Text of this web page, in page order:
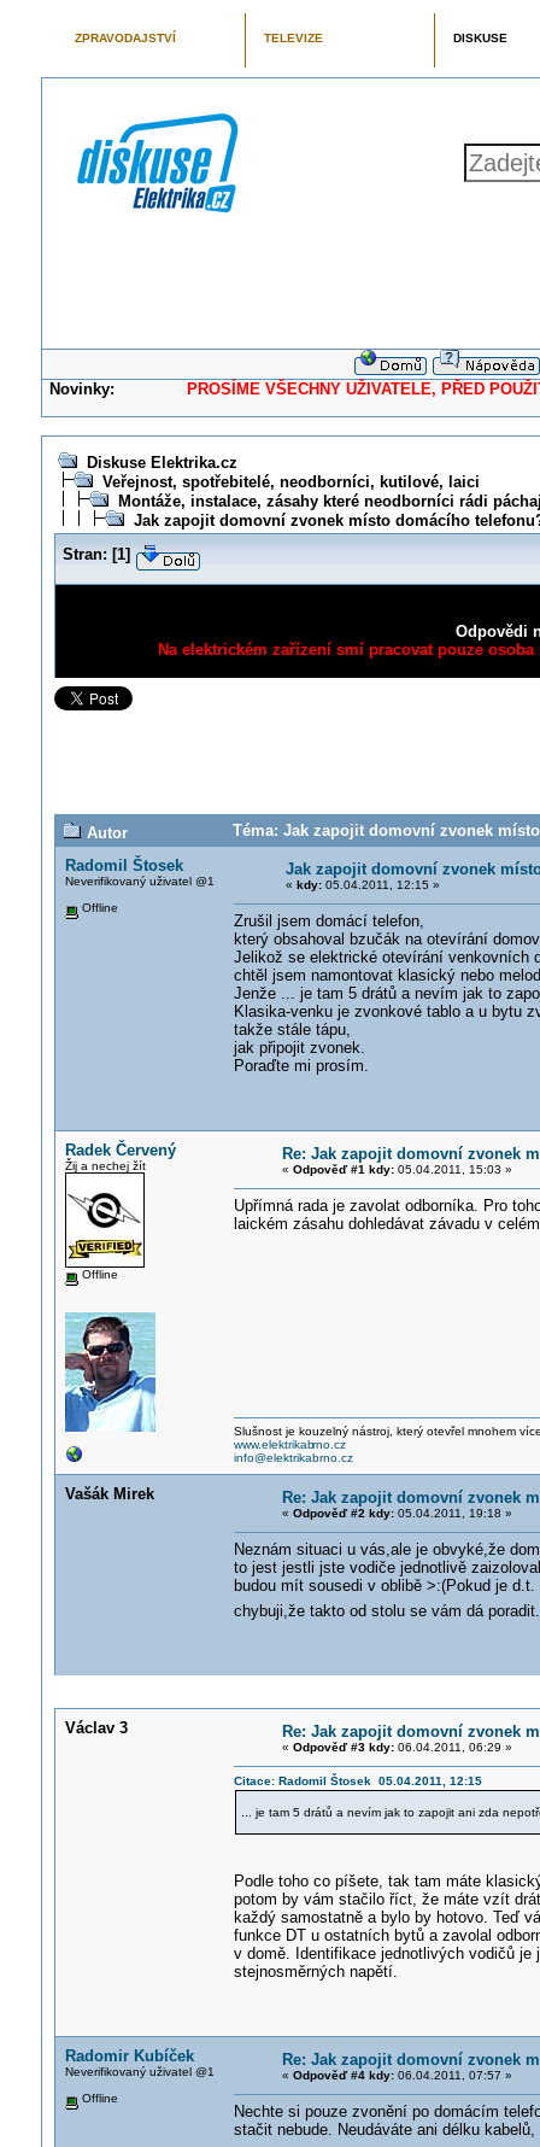
ZPRAVODAJSTVÍ TELEVIZE DISKUSE
Novinky: PROSÍME VŠECHNY UŽIVATELE, PŘED
Diskuse Elektrika.cz
Veřejnost, spotřebitelé, neodborníci, kutilové, laici
Montáže, instalace, zásahy které neodborníci rádi
Jak zapojit domovní zvonek místo domácího
Stran: [1]
Odpovědi
Na elektrickém zařízení smí pracovat pouze
Autor
Téma: Jak zapojit domovní zvonek
Radomil Štosek
Neverifikovaný uživatel @1
Offline
Jak zapojit domovní zvonek
« kdy:05.04.2011, 12:15 »
Zrušil jsem domácí telefon,
který obsahoval bzučák na otevírání
Jelikož se elektrické otevírání venkovních
chtěl jsem namontovat klasický nebo
Jenže ... je tam 5 drátů a nevím jak to
Klasika-venku je zvonkové tablo a u bytu
takže stále tápu,
jak připojit zvonek.
Poraďte mi prosím.
Radek Červený
Žij a nechej žít
Offline
Re: Jak zapojit domovní zvonek
« Odpověď #1 kdy:05.04.2011, 15:03 »
Upřímná rada je zavolat odborníka. Pro
laickém zásahu dohledávat závadu v
Slušnost je kouzelný nástroj, který otevřel mnohem
www.elektrikabrno.cz
info@elektrikabrno.cz
Vašák Mirek Re: Jak zapojit domovní zvonek
« Odpověď #2 kdy:05.04.2011, 19:18 »
Neznám situaci u vás,ale je obvyké,že
to jest jestli jste vodiče jednotlivě
budou mít sousedi v oblibě >:(Pokud je
chybuji,že takto od stolu se vám dá
Václav 3 Re: Jak zapojit domovní zvonek
« Odpověď #3 kdy:06.04.2011, 06:29 »
Citace: Radomil Štosek 05.04.2011, 12:15
... je tam 5 drátů a nevím jak to zapojit ani zda
Podle toho co píšete, tak tam máte
potom by vám stačilo říct, že máte vzít
každý samostatně a bylo by hotovo. Teď
funkce DT u ostatních bytů a zavolal
v domě. Identifikace jednotlivých vodičů
stejnosměrných napětí.
Radomir Kubíček
Neverifikovaný uživatel @1
Offline
Re: Jak zapojit domovní zvonek
« Odpověď #4 kdy:06.04.2011, 07:57 »
Nechte si pouze zvonění po domácím
stačit nebude. Neudáváte ani délku